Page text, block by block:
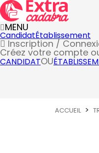
MENU
CandidatÉtablissement
Inscription /
Créez votre compte
CANDIDATOU
ACCUEIL